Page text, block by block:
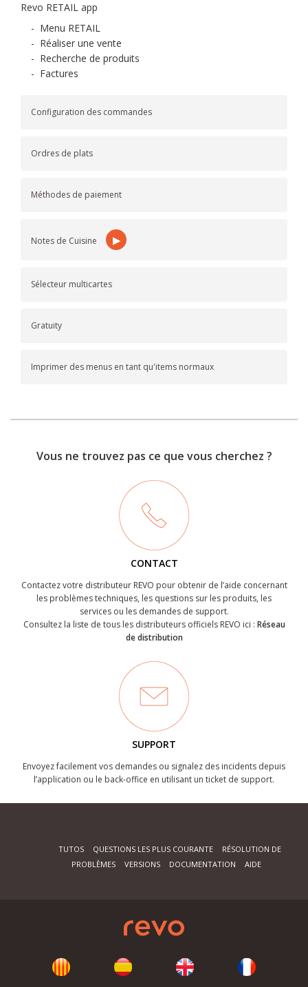
Revo RETAIL app
- Menu RETAIL
- Réaliser une vente
- Recherche de produits
- Factures
Configuration des commandes
Ordres de plats
Méthodes de paiement
Notes de Cuisine ▶
Sélecteur multicartes
Gratuity
Imprimer des menus en tant qu'items normaux
Vous ne trouvez pas ce que vous cherchez ?
CONTACT
Contactez votre distributeur REVO pour obtenir de l’aide concernant
les problèmes techniques, les questions sur les produits, les
services ou les demandes de support.
Consultez la liste de tous les distributeurs officiels REVO ici : Réseau
de distribution
SUPPORT
Envoyez facilement vos demandes ou signalez des incidents depuis
l’application ou le back-office en utilisant un ticket de support.
TUTOS QUESTIONS LES PLUS COURANTE
RÉSOLUTION DE
PROBLÈMES
VERSIONS DOCUMENTATION AIDE